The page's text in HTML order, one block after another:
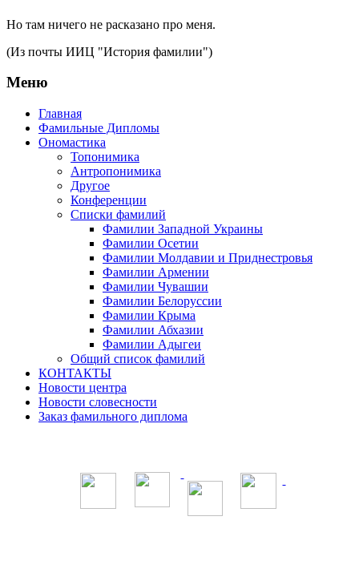
Но там ничего не расказано про меня.
(Из почты ИИЦ "История фамилии")
Меню
Главная
Фамильные Дипломы
Ономастика
Топонимика
Антропонимика
Другое
Конференции
Списки фамилий
Фамилии Западной Украины
Фамилии Осетии
Фамилии Молдавии и Приднестровья
Фамилии Армении
Фамилии Чувашии
Фамилии Белоруссии
Фамилии Крыма
Фамилии Абхазии
Фамилии Адыгеи
Общий список фамилий
КОНТАКТЫ
Новости центра
Новости словесности
Заказ фамильного диплома